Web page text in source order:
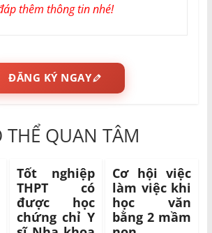
thêm thông tin nhé!
ĐĂNG KÝ NGAY
THỂ QUAN TÂM
Tốt nghiệp
THPT có
được học
chứng chỉ Y
Cơ hội việc
làm việc khi
học văn
bằng 2 mầm